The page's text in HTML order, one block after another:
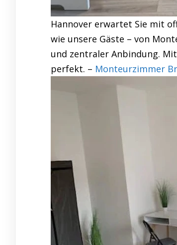
Hannover erwartet Sie mit
wie unsere Gäste – von
und zentraler Anbindung.
perfekt. – Monteurzimmer